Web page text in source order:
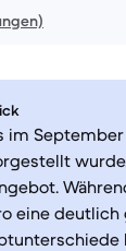
im
eine